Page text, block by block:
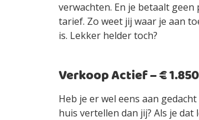
verwachten. En je betaalt
tarief. Zo weet jij waar je aan
is. Lekker helder toch?
Verkoop Actief – € 1.850
Heb je er wel eens aan
huis vertellen dan jij? Als je